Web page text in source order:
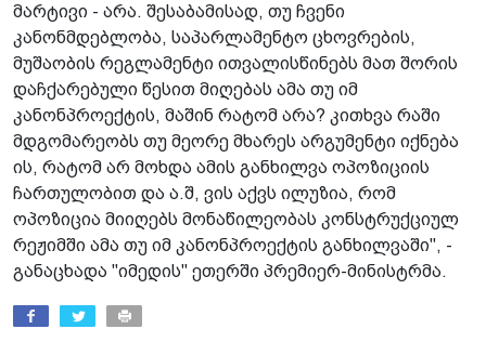
მარტივი - არა. შესაბამისად, თუ ჩვენი
კანონმდებლობა, საპარლამენტო ცხოვრების,
მუშაობის რეგლამენტი ითვალისწინებს მათ შორის
დაჩქარებული წესით მიღებას ამა თუ იმ
კანონპროექტის, მაშინ რატომ არა? კითხვა რაში
მდგომარეობს თუ მეორე მხარეს არგუმენტი იქნება
ის, რატომ არ მოხდა ამის განხილვა ოპოზიციის
ჩართულობით და ა.შ, ვის აქვს ილუზია, რომ
ოპოზიცია მიიღებს მონაწილეობას კონსტრუქციულ
რეჟიმში ამა თუ იმ კანონპროექტის განხილვაში", -
განაცხადა "იმედის" ეთერში პრემიერ-მინისტრმა.